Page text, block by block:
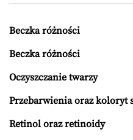
Beczka różności
Beczka różności
Oczyszczanie twarzy
Przebarwienia oraz koloryt
Retinol oraz retinoidy